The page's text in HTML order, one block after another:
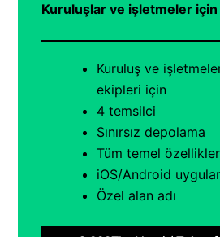
Kuruluşlar ve işletmeler için
Kuruluş ve
ekipleri için
4 temsilci
Sınırsız depolama
Tüm temel özellikler
iOS/Android
Özel alan adı